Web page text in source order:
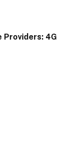
Providers: 4G